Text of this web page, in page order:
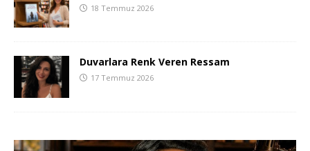
18 Temmuz 2026
Duvarlara Renk Veren Ressam
17 Temmuz 2026